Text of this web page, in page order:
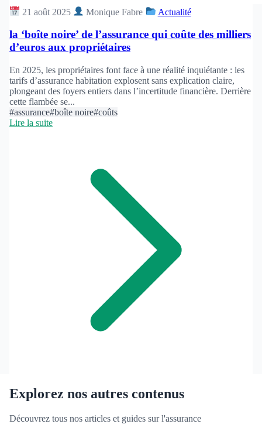
21 août 2025 Monique Fabre Actualité
la ‘boîte noire’ de l’assurance qui coûte des milliers
d’euros aux propriétaires
En 2025, les propriétaires font face à une réalité inquiétante : les
tarifs d’assurance habitation explosent sans explication claire,
plongeant des foyers entiers dans l’incertitude financière. Derrière
cette flambée se...
#assurance#boîte noire#coûts
Lire la suite
Explorez nos autres contenus
Découvrez tous nos articles et guides sur l'assurance